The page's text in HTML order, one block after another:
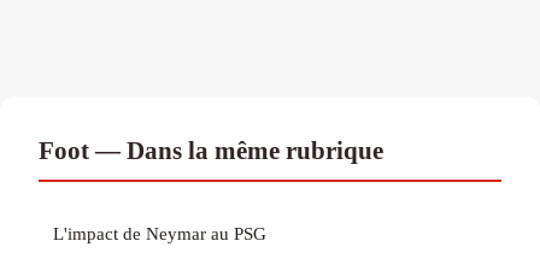
Foot — Dans la même rubrique
L'impact de Neymar au PSG